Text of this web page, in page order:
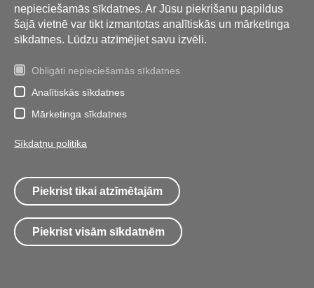
Tālrunis:26 112 288
E-pasts:info@jumis.lv
2150
Videonovērošanas datu apstrāde
vakanču kandidātiem
Sīkdatņu politika
Piekļūstamības ziņojums
nepieciešamās sīkdatnes. Ar Jūsu piekrišanu papildus
šajā vietnē var tikt izmantotas analītiskās un mārketinga
sīkdatnes. Lūdzu atzīmējiet savu izvēli.
Obligāti nepieciešamās sīkdatnes
Analītiskās sīkdatnes
Mārketinga sīkdatnes
Sīkdatņu politika
Piekrist tikai atzīmētajām
Piekrist visām sīkdatnēm